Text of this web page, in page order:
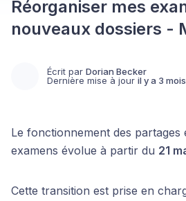
Réorganiser mes
nouveaux dossiers -
Écrit par Dorian Becker
Dernière mise à jour il y a 3 mois
Le fonctionnement des partages
examens évolue à partir du 21
Cette transition est prise en